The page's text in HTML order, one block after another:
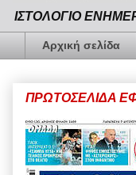
ΙΣΤΟΛΟΓΙΟ
Αρχική σελίδα
ΠΡΩΤΟΣΕΛΙΔΑ